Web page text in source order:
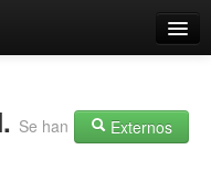
Externos
Se han